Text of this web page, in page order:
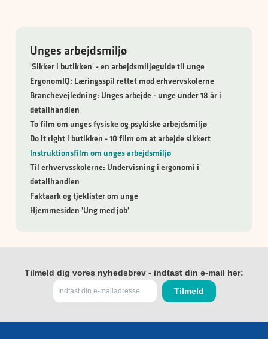
Unges arbejdsmiljø
'Sikker i butikken' - en arbejdsmiljøguide til unge
ErgonomIQ: Læringsspil rettet mod erhvervskolerne
Branchevejledning: Unges arbejde - unge under 18 år i
detailhandlen
To film om unges fysiske og psykiske arbejdsmiljø
Do it right i butikken - 10 film om at arbejde sikkert
Instruktionsfilm om unges arbejdsmiljø
Til erhvervsskolerne: Undervisning i ergonomi i
detailhandlen
Faktaark og tjeklister om unge
Hjemmesiden 'Ung med job'
Tilmeld dig vores nyhedsbrev - indtast din e-mail her: